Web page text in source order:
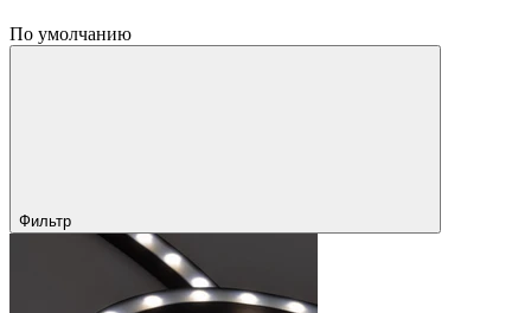
По умолчанию
Фильтр